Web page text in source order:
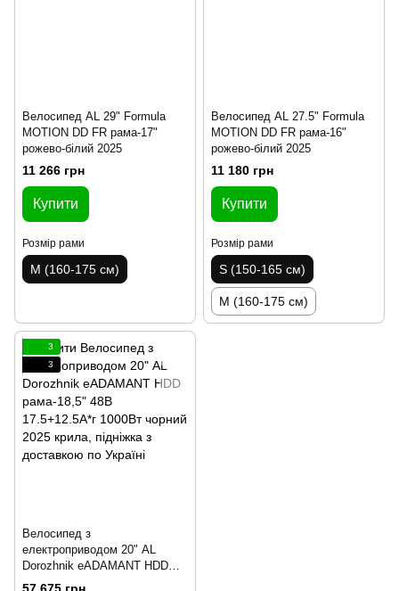
Велосипед AL 29" Formula
MOTION DD FR рама-17"
рожево-білий 2025
11 266 грн
Купити
Розмір рами
M (160-175 см)
Велосипед AL 27.5" Formula
MOTION DD FR рама-16"
рожево-білий 2025
11 180 грн
Купити
Розмір рами
S (150-165 см)
M (160-175 см)
3
3
Велосипед з
електроприводом 20" AL
Dorozhnik eADAMANT HDD
рама-18,5" 48B 17.5+12.5А*г